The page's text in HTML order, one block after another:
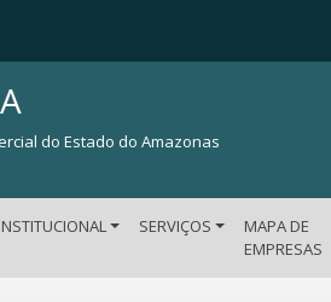
do Estado do Amazonas
INSTITUCIONAL SERVIÇOS
MAPA DE
EMPRESAS